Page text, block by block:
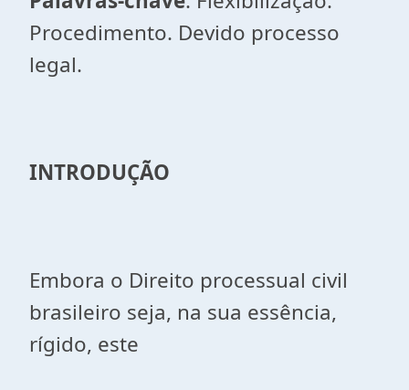
Procedimento. Devido processo
legal.
INTRODUÇÃO
Embora o Direito processual civil
brasileiro seja, na sua essência,
rígido, este